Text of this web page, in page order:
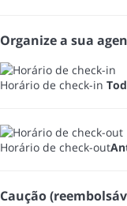
Organize a sua
Horário de check-in
Horário de check-out
Caução